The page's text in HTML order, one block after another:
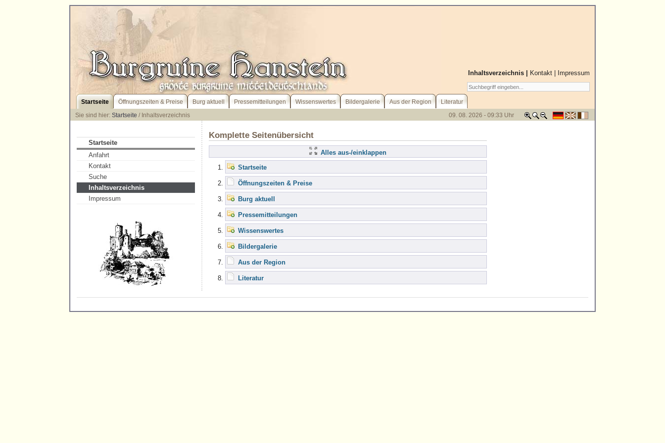
Inhaltsverzeichnis | Kontakt Impressum
Startseite Öffnungszeiten & Preise Burg aktuell Pressemitteilungen Wissenswertes Bildergalerie Aus der Region
Literatur
Sie sind hier: Startseite / Inhaltsverzeichnis 09. 08. 2026 - 09:33 Uhr
Startseite
Anfahrt
Kontakt
Suche
Inhaltsverzeichnis
Impressum
Komplette Seitenübersicht
Alles aus-/einklappen
Startseite
Öffnungszeiten & Preise
Burg aktuell
Pressemitteilungen
Wissenswertes
Bildergalerie
Aus der Region
Literatur